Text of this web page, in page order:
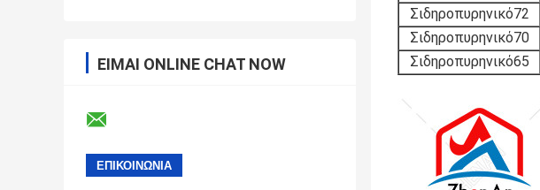
ΕΊΜΑΙ ONLINE CHAT NOW
Σιδηροπυρηνικό72
Σιδηροπυρηνικό70
Σιδηροπυρηνικό65